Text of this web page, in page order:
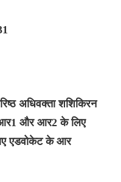
अधिवक्ता शशिकिरन
और आर2 के लिए
एडवोकेट के आर